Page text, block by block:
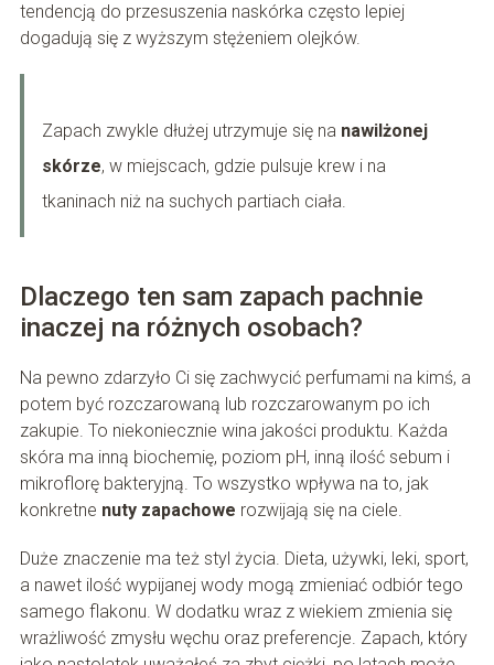
tendencją do przesuszenia naskórka często lepiej
dogadują się z wyższym stężeniem olejków.
Zapach zwykle dłużej utrzymuje się na nawilżonej
skórze, w miejscach, gdzie pulsuje krew i na
tkaninach niż na suchych partiach ciała.
Dlaczego ten sam zapach pachnie
inaczej na różnych osobach?
Na pewno zdarzyło Ci się zachwycić perfumami na kimś, a
potem być rozczarowaną lub rozczarowanym po ich
zakupie. To niekoniecznie wina jakości produktu. Każda
skóra ma inną biochemię, poziom pH, inną ilość sebum i
mikroflorę bakteryjną. To wszystko wpływa na to, jak
konkretne nuty zapachowe rozwijają się na ciele.
Duże znaczenie ma też styl życia. Dieta, używki, leki, sport,
a nawet ilość wypijanej wody mogą zmieniać odbiór tego
samego flakonu. W dodatku wraz z wiekiem zmienia się
wrażliwość zmysłu węchu oraz preferencje. Zapach, który